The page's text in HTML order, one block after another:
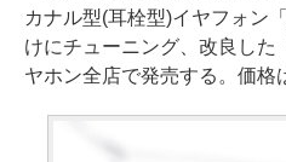
カナル型(耳栓型)イヤフォン
けにチューニング、改良し
ヤホン全店で発売する。価格